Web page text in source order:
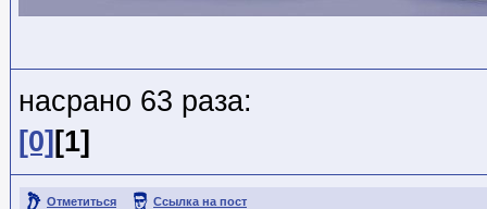
насрано 63 раза:
[0] [1]
Отметиться Ссылка на пост